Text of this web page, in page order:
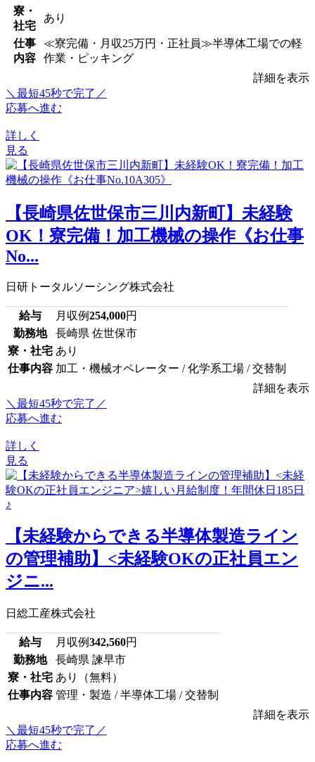
寮・
社宅
あり
仕事
内容
≪寮完備・月収25万円・正社員≫半導体工場での軽
作業・ピッキング
詳細を表示
＼最短45秒で完了／
応募へ進む
詳しく
見る
【長崎県佐世保市三川内新町】未経験
OK！寮完備！加工機械の操作《お仕事
No...
日研トータルソーシング株式会社
給与 月収例254,000円
勤務地
長崎県 佐世保市
寮・社宅 あり
仕事内容 加工・機械オペレーター / 化学系工場 / 交替制
詳細を表示
＼最短45秒で完了／
応募へ進む
詳しく
見る
【未経験からできる半導体製造ライン
の管理補助】<未経験OKの正社員エン
ジニ...
日総工産株式会社
給与 月収例342,560円
勤務地
長崎県 諫早市
寮・社宅 あり（無料）
仕事内容 管理・製造 / 半導体工場 / 交替制
詳細を表示
＼最短45秒で完了／
応募へ進む